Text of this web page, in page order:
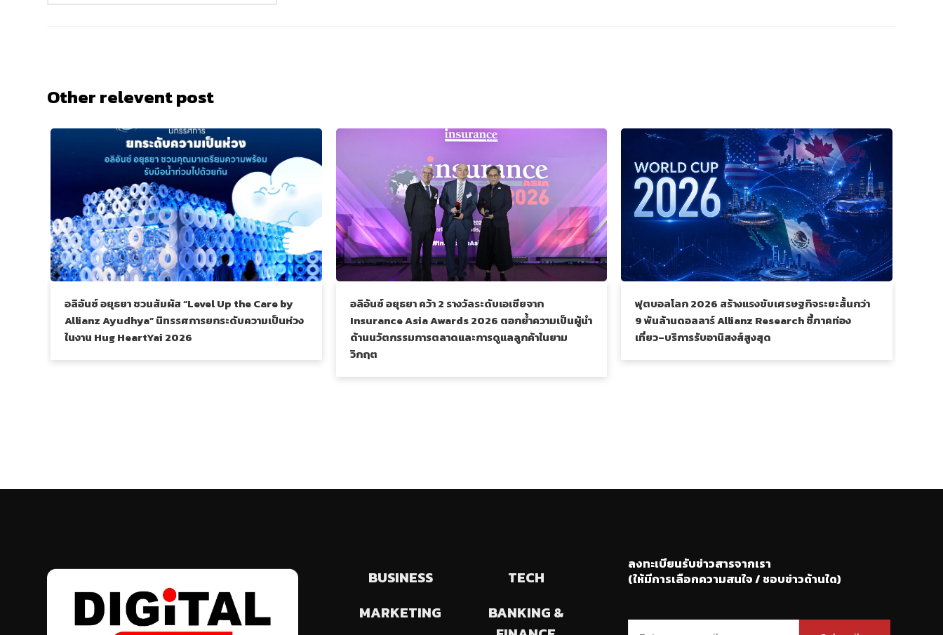
Other relevent post
อลิอันซ์ อยุธยา ชวนสัมผัส “Level Up the Care by
Allianz Ayudhya” นิทรรศการยกระดับความเป็นห่วง
ในงาน Hug HeartYai 2026
อลิอันซ์ อยุธยา คว้า 2 รางวัลระดับเอเชียจาก
Insurance Asia Awards 2026 ตอกย้ำความเป็นผู้นำ
ด้านนวัตกรรมการตลาดและการดูแลลูกค้าในยาม
วิกฤต
ฟุตบอลโลก 2026 สร้างแรงขับเศรษฐกิจระยะสั้นกว่า
9 พันล้านดอลลาร์ Allianz Research ชี้ภาคท่อง
เที่ยว–บริการรับอานิสงส์สูงสุด
BUSINESS
TECH
MARKETING
BANKING &
ลงทะเบียนรับข่าวสารจากเรา
(ให้มีการเลือกความสนใจ / ชอบข่าวด้านใด)